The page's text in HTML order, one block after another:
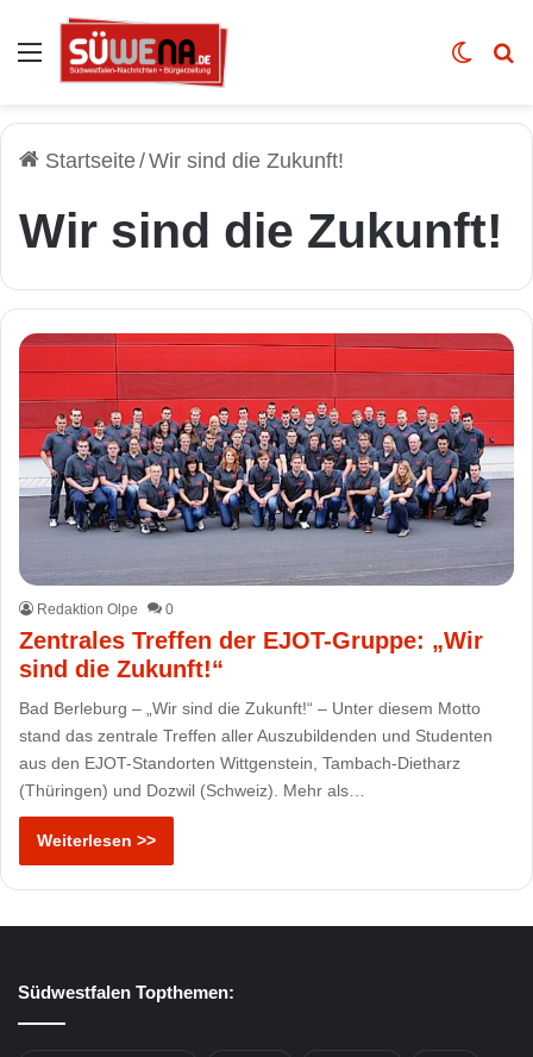
Auswahl Skin
Startseite/Wir sind die Zukunft!
Wir sind die Zukunft!
Redaktion Olpe 0
Zentrales Treffen der EJOT-Gruppe: „Wir
sind die Zukunft!“
Bad Berleburg – „Wir sind die Zukunft!“ – Unter diesem Motto
stand das zentrale Treffen aller Auszubildenden und Studenten
aus den EJOT-Standorten Wittgenstein, Tambach-Dietharz
(Thüringen) und Dozwil (Schweiz). Mehr als…
Weiterlesen >>
Südwestfalen Topthemen: